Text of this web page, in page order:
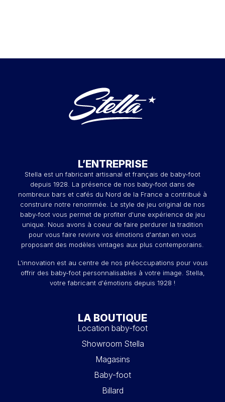
L’ENTREPRISE
Stella est un fabricant artisanal et français de baby-foot
depuis 1928. La présence de nos baby-foot dans de
nombreux bars et cafés du Nord de la France a contribué à
construire notre renommée. Le style de jeu original de nos
baby-foot vous permet de profiter d'une expérience de jeu
unique. Nous avons à coeur de faire perdurer la tradition
pour vous faire revivre vos émotions d'antan en vous
proposant des modèles vintages aux plus contemporains.
L'innovation est au centre de nos préoccupations pour vous
offrir des baby-foot personnalisables à votre image. Stella,
votre fabricant d'émotions depuis 1928 !
LA BOUTIQUE
Location baby-foot
Showroom Stella
Magasins
Baby-foot
Billard